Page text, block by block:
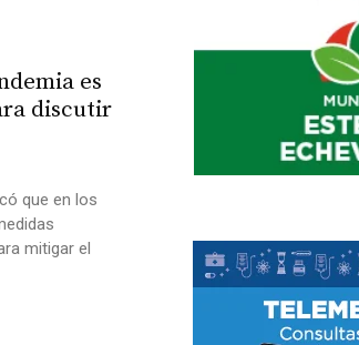
es
discutir
que en los
mitigar el